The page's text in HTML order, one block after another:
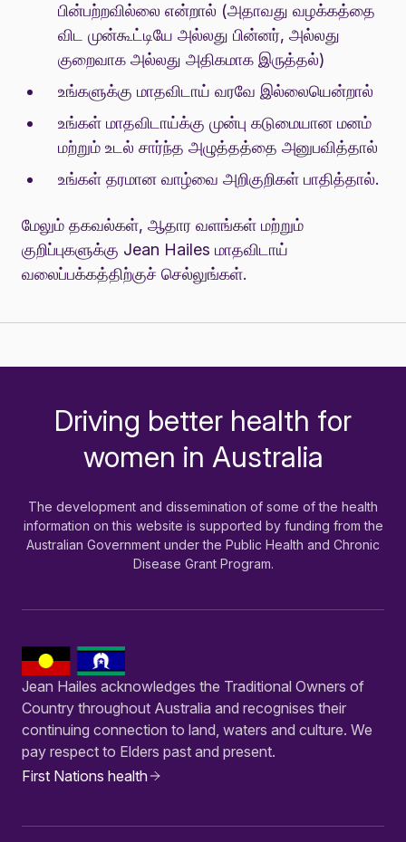
பின்பற்றவில்லை என்றால் (அதாவது வழக்கத்தை
விட முன்கூட்டியே அல்லது பின்னர், அல்லது
குறைவாக அல்லது அதிகமாக இருத்தல்)
உங்களுக்கு மாதவிடாய் வரவே இல்லையென்றால்
உங்கள் மாதவிடாய்க்கு முன்பு கடுமையான மனம்
மற்றும் உடல் சார்ந்த அழுத்தத்தை அனுபவித்தால்
உங்கள் தரமான வாழ்வை அறிகுறிகள் பாதித்தால்.
மேலும் தகவல்கள், ஆதார வளங்கள் மற்றும்
குறிப்புகளுக்கு Jean Hailes மாதவிடாய்
வலைப்பக்கத்திற்குச் செல்லுங்கள்.
Driving better health for
women in Australia
The development and dissemination of some of the health
information on this website is supported by funding from the
Australian Government under the Public Health and Chronic
Disease Grant Program.
Jean Hailes acknowledges the Traditional Owners of
Country throughout Australia and recognises their
continuing connection to land, waters and culture. We
pay respect to Elders past and present.
First Nations health